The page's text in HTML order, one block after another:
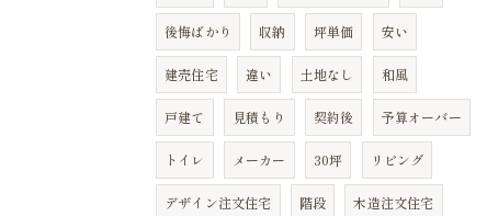
後悔ばかり 収納 坪単価 安い
建売住宅 違い 土地なし 和風
戸建て 見積もり 契約後 予算オーバー
トイレ メーカー 30坪 リビング
デザイン注文住宅 階段 木造注文住宅